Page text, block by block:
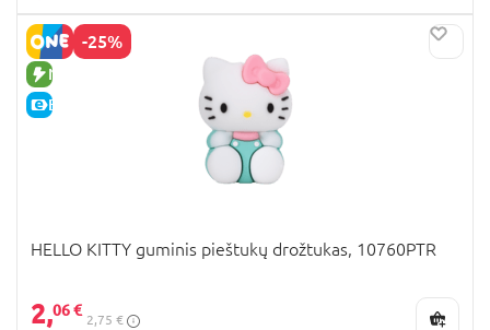
-25%
NAUJA PREKĖ
E-KAINA
HELLO KITTY guminis pieštukų drožtukas, 10760PTR
2,06 €
2,75 €